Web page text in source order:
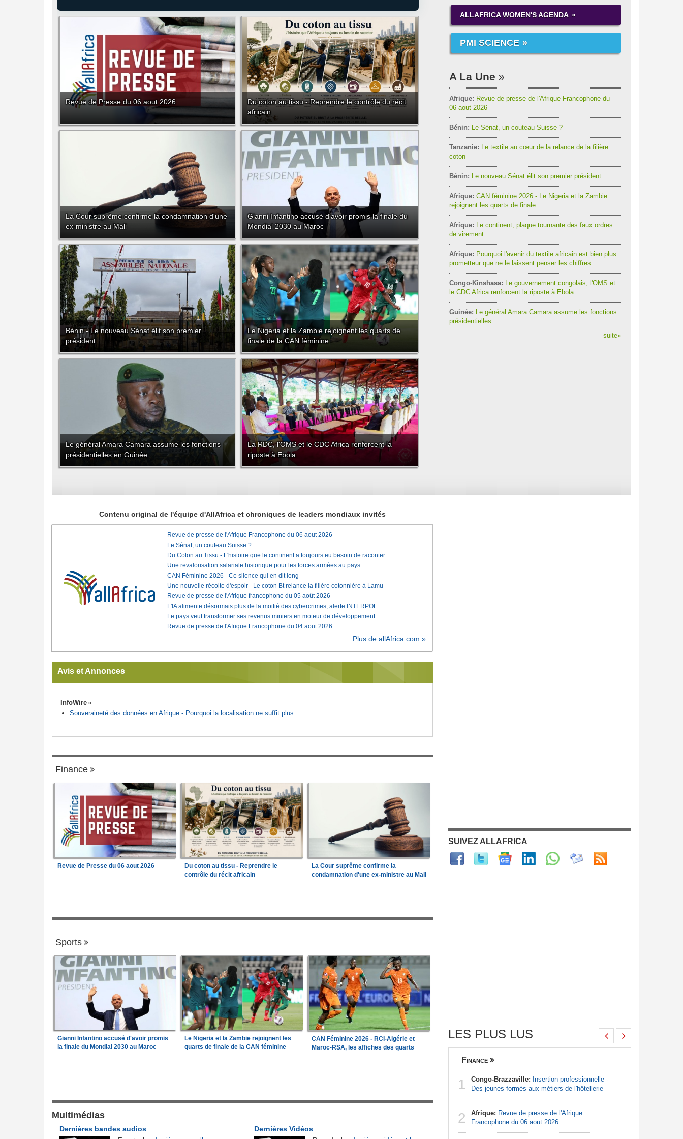
Revue de Presse du 06 aout 2026
Du coton au tissu - Reprendre le contrôle du récit
africain
La Cour suprême confirme la condamnation d'une
ex-ministre au Mali
Gianni Infantino accusé d'avoir promis la finale du
Mondial 2030 au Maroc
Bénin - Le nouveau Sénat élit son premier
président
Le Nigeria et la Zambie rejoignent les quarts de
finale de la CAN féminine
Le général Amara Camara assume les fonctions
présidentielles en Guinée
La RDC, l'OMS et le CDC Africa renforcent la
riposte à Ebola
ALLAFRICA WOMEN'S AGENDA
PMI SCIENCE
A La Une
Afrique: Revue de presse de l'Afrique Francophone du
06 aout 2026
Bénin: Le Sénat, un couteau Suisse ?
Tanzanie: Le textile au cœur de la relance de la filière
coton
Bénin: Le nouveau Sénat élit son premier président
Afrique: CAN féminine 2026 - Le Nigeria et la Zambie
rejoignent les quarts de finale
Afrique: Le continent, plaque tournante des faux ordres
de virement
Afrique: Pourquoi l'avenir du textile africain est bien plus
prometteur que ne le laissent penser les chiffres
Congo-Kinshasa: Le gouvernement congolais, l'OMS et
le CDC Africa renforcent la riposte à Ebola
Guinée: Le général Amara Camara assume les fonctions
présidentielles
suite»
Contenu original de l'équipe d'AllAfrica et chroniques de leaders mondiaux invités
Revue de presse de l'Afrique Francophone du 06 aout 2026
Le Sénat, un couteau Suisse ?
Du Coton au Tissu - L'histoire que le continent a toujours eu besoin de raconter
Une revalorisation salariale historique pour les forces armées au pays
CAN Féminine 2026 - Ce silence qui en dit long
Une nouvelle récolte d'espoir - Le coton Bt relance la filière cotonnière à Lamu
Revue de presse de l'Afrique francophone du 05 août 2026
L'IA alimente désormais plus de la moitié des cybercrimes, alerte INTERPOL
Le pays veut transformer ses revenus miniers en moteur de développement
Revue de presse de l'Afrique Francophone du 04 aout 2026
Plus de allAfrica.com »
Avis et Annonces
InfoWire
Souveraineté des données en Afrique - Pourquoi la localisation ne suffit plus
Finance
Revue de Presse du 06 aout 2026
Du coton au tissu - Reprendre le
contrôle du récit africain
La Cour suprême confirme la
condamnation d'une ex-ministre au Mali
Sports
Gianni Infantino accusé d'avoir promis
la finale du Mondial 2030 au Maroc
Le Nigeria et la Zambie rejoignent les
quarts de finale de la CAN féminine
CAN Féminine 2026 - RCI-Algérie et
Maroc-RSA, les affiches des quarts
Multimédias
Dernières Vidéos
Dernières bandes audios
SUIVEZ ALLAFRICA
LES PLUS LUS
2
ministre de l'Économie
Finance
1 Congo-Brazzaville: Insertion professionnelle -
Des jeunes formés aux métiers de l'hôtellerie
2 Afrique: Revue de presse de l'Afrique
Francophone du 06 aout 2026